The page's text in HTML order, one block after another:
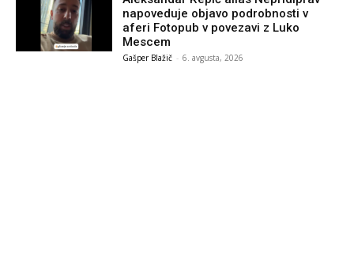
napoveduje objavo podrobnosti v
aferi Fotopub v povezavi z Luko
Mescem
Gašper Blažič - 6. avgusta, 2026